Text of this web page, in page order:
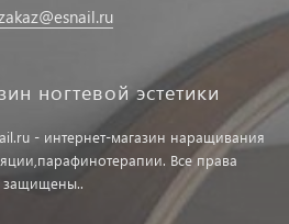
ногтевой эстетики
- интернет-магазин наращивания
Все права
защищены..